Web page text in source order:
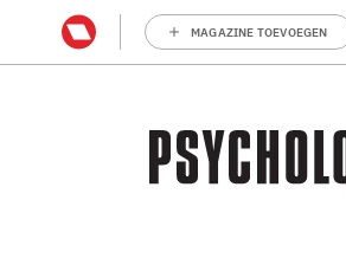
MAGAZINE TOEVOEGEN